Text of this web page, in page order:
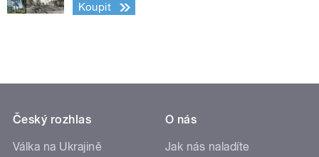
Koupit
Český rozhlas
Válka na Ukrajině
O nás
Jak nás naladíte